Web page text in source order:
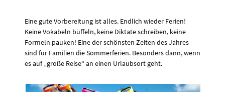
Eine gute Vorbereitung ist alles. Endlich wieder Ferien!
Keine Vokabeln büffeln, keine Diktate schreiben, keine
Formeln pauken! Eine der schönsten Zeiten des Jahres
sind für Familien die Sommerferien. Besonders dann, wenn
es auf „große Reise“ an einen Urlaubsort geht.